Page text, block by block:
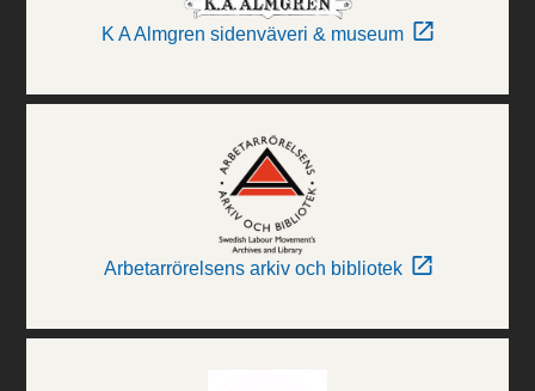
K A Almgren sidenväveri & museum
Arbetarrörelsens arkiv och bibliotek